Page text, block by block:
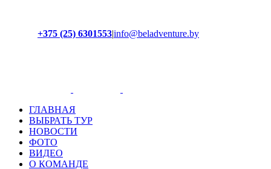
+375 (25) 6301553|info@beladventure.by
ГЛАВНАЯ
ВЫБРАТЬ ТУР
НОВОСТИ
ФОТО
ВИДЕО
О КОМАНДЕ